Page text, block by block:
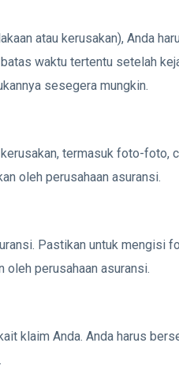
atau kerusakan), Anda
waktu tertentu setelah
sesegera mungkin.
termasuk foto-foto,
oleh perusahaan asuransi.
Pastikan untuk mengisi
perusahaan asuransi.
klaim Anda. Anda harus